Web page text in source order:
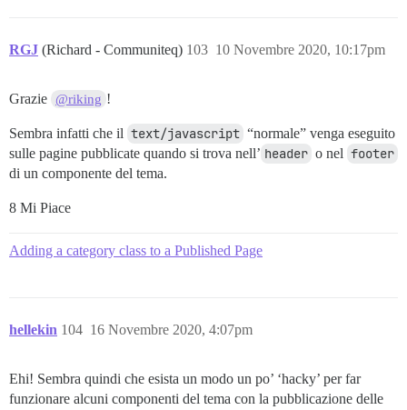
RGJ (Richard - Communiteq) 10 Novembre 2020, 10:17pm
103
Grazie @riking !
Sembra infatti che il text/javascript “normale” venga eseguito
sulle pagine pubblicate quando si trova nell’ header o nel footer
di un componente del tema.
8 Mi Piace
Adding a category class to a Published Page
hellekin 16 Novembre 2020, 4:07pm
104
Ehi! Sembra quindi che esista un modo un po’ ‘hacky’ per far
funzionare alcuni componenti del tema con la pubblicazione delle